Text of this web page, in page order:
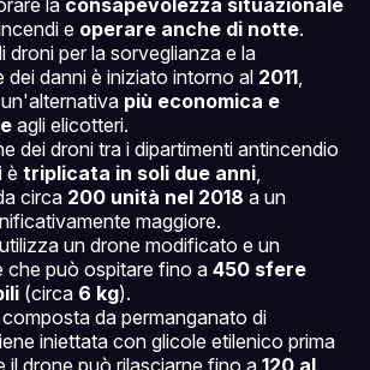
e operare anche di notte.
droni per la sorveglianza e la
dei danni è iniziato intorno al 2011
più economica e
agli elicotteri.
dei droni tra i dipartimenti antincendio
è triplicata in soli due anni
circa 200 unità nel 2018 a un
maggiore.
utilizza un drone modificato e un
che può ospitare fino a 450 sfere
(circa 6 kg).
da permanganato di
iniettata con glicole etilenico prima
il drone può rilasciarne fino a 120 al